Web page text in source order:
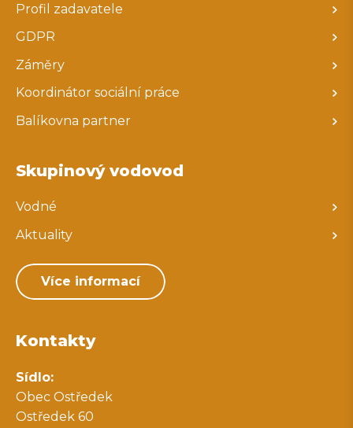
Profil zadavatele
GDPR
Záměry
Koordinátor sociální práce
Balíkovna partner
Skupinový vodovod
Vodné
Aktuality
Více informací
Kontakty
Sídlo:
Obec Ostředek
Ostředek 60